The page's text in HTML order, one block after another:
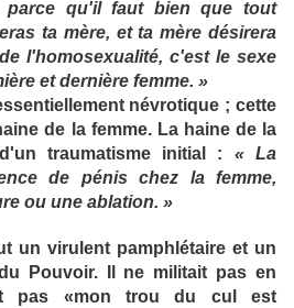
qu'il faut bien que tout
ta mère, et ta mère désirera
l'homosexualité, c'est le sexe
et dernière femme. »
névrotique ; cette
de la femme. La haine de la
traumatisme initial : « La
de pénis chez la femme,
ou une ablation. »
un virulent pamphlétaire et un
Pouvoir. Il ne militait pas en
pas «mon trou du cul est